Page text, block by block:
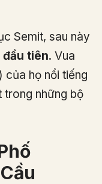
Semit, sau này
tiên. Vua
của họ nổi tiếng
trong những bộ